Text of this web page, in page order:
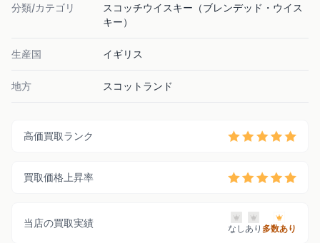
分類/カテゴリ
スコッチウイスキー（ブレンデッド・ウイス
キー）
生産国 イギリス
地方 スコットランド
高価買取ランク
買取価格上昇率
当店の買取実績 なしあり 多数あり